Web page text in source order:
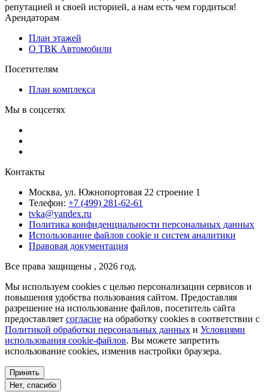
репутацией и своей историей, а нам есть чем гордиться!
Арендаторам
План этажей
О ТВК Автомобили
Посетителям
План комплекса
Мы в соцсетях
Контакты
Москва, ул. Южнопортовая 22 строение 1
Телефон: +7 (499) 281-62-61
tvka@yandex.ru
Политика конфиденциальности персональных данных
Использование файлов cookie и систем аналитики
Правовая документация
Все права защищены , 2026 год.
Мы используем cookies с целью персонализации сервисов и
повышения удобства пользования сайтом. Предоставляя
разрешение на использование файлов, посетитель сайта
предоставляет согласие на обработку cookies в соответствии с
Политикой обработки персональных данных и Условиями
использования cookie-файлов. Вы можете запретить
использование cookies, изменив настройки браузера.
Принять
Нет, спасибо